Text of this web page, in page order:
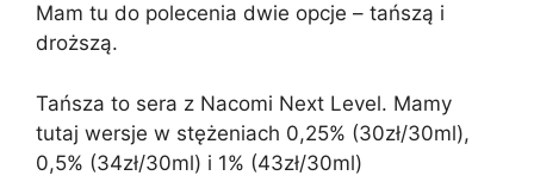
Mam tu do polecenia dwie opcje – tańszą i
droższą.
Tańsza to sera z Nacomi Next Level. Mamy
tutaj wersje w stężeniach 0,25% (30zł/30ml),
0,5% (34zł/30ml) i 1% (43zł/30ml)